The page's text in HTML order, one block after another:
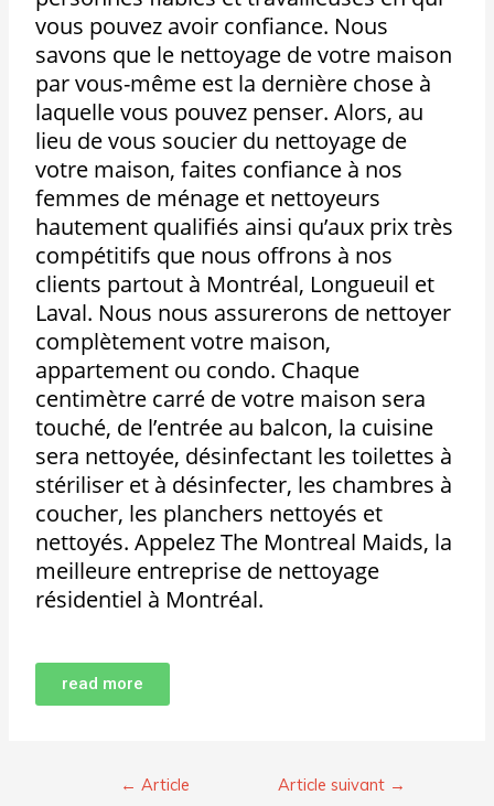
vous pouvez avoir confiance. Nous
savons que le nettoyage de votre maison
par vous-même est la dernière chose à
laquelle vous pouvez penser. Alors, au
lieu de vous soucier du nettoyage de
votre maison, faites confiance à nos
femmes de ménage et nettoyeurs
hautement qualifiés ainsi qu’aux prix très
compétitifs que nous offrons à nos
clients partout à Montréal, Longueuil et
Laval. Nous nous assurerons de nettoyer
complètement votre maison,
appartement ou condo. Chaque
centimètre carré de votre maison sera
touché, de l’entrée au balcon, la cuisine
sera nettoyée, désinfectant les toilettes à
stériliser et à désinfecter, les chambres à
coucher, les planchers nettoyés et
nettoyés. Appelez The Montreal Maids, la
meilleure entreprise de nettoyage
résidentiel à Montréal.
read more
← Article
Article suivant →